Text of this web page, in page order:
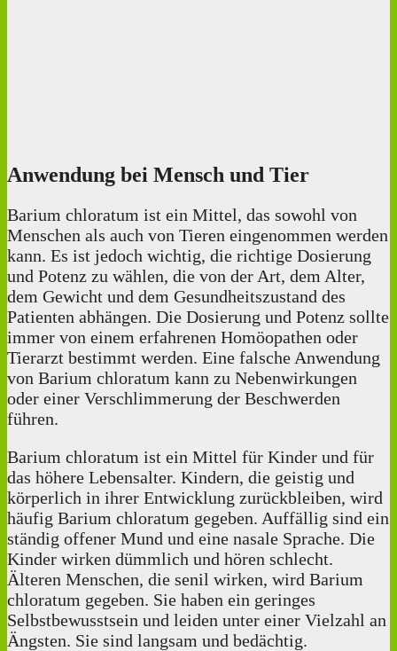
Anwendung bei Mensch und Tier
Barium chloratum ist ein Mittel, das sowohl von
Menschen als auch von Tieren eingenommen werden
kann. Es ist jedoch wichtig, die richtige Dosierung
und Potenz zu wählen, die von der Art, dem Alter,
dem Gewicht und dem Gesundheitszustand des
Patienten abhängen. Die Dosierung und Potenz sollte
immer von einem erfahrenen Homöopathen oder
Tierarzt bestimmt werden. Eine falsche Anwendung
von Barium chloratum kann zu Nebenwirkungen
oder einer Verschlimmerung der Beschwerden
führen.
Barium chloratum ist ein Mittel für Kinder und für
das höhere Lebensalter. Kindern, die geistig und
körperlich in ihrer Entwicklung zurückbleiben, wird
häufig Barium chloratum gegeben. Auffällig sind ein
ständig offener Mund und eine nasale Sprache. Die
Kinder wirken dümmlich und hören schlecht.
Älteren Menschen, die senil wirken, wird Barium
chloratum gegeben. Sie haben ein geringes
Selbstbewusstsein und leiden unter einer Vielzahl an
Ängsten. Sie sind langsam und bedächtig.